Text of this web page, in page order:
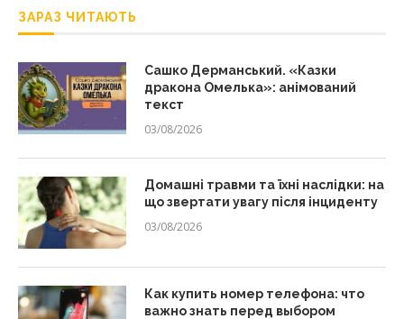
ЗАРАЗ ЧИТАЮТЬ
Сашко Дерманський. «Казки
дракона Омелька»: анімований
текст
03/08/2026
Домашні травми та їхні наслідки: на
що звертати увагу після інциденту
03/08/2026
Как купить номер телефона: что
важно знать перед выбором